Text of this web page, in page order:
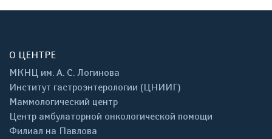
О ЦЕНТРЕ
МКНЦ им. А. С. Логинова
Институт гастроэнтерологии (ЦНИИГ)
Маммологический центр
Центр амбулаторной онкологической помощи
Филиал на Павлова